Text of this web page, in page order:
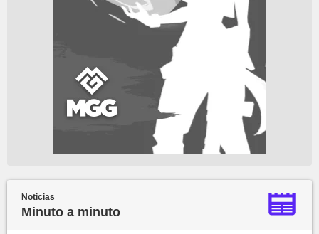
Noticias
Minuto a minuto